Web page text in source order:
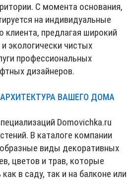
С момента основания,
на индивидуальные
клиента, предлагая широкий
экологически чистых
профессиональных
дизайнеров.
ВАШЕГО ДОМА
Domovichka.ru
В каталоге компании
виды декоративных
цветов и трав, которые
в саду, так и на балконе или